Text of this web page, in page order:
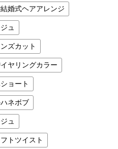
結婚式ヘアアレンジ
ュ
ンズカット
イヤリングカラー
ョート
ネボブ
ュ
トツイスト